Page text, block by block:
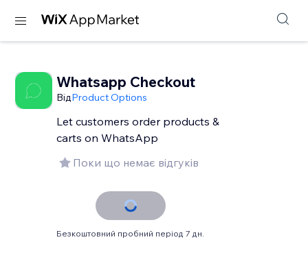
Whatsapp Checkout
ВідProduct Options
Let customers order products &
carts on WhatsApp
Поки що немає відгуків
Безкоштовний пробний період 7 дн.